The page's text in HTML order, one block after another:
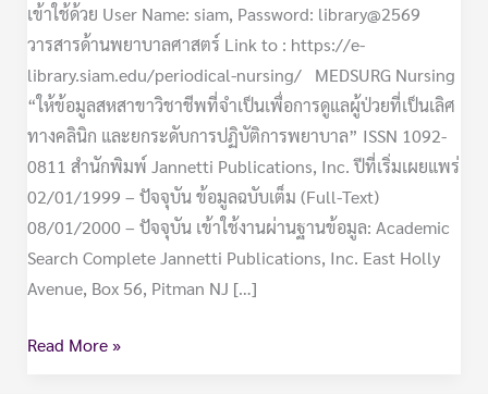
เข้าใช้ด้วย User Name: siam, Password: library@2569
วารสารด้านพยาบาลศาสตร์ Link to : https://e-
library.siam.edu/periodical-nursing/ MEDSURG Nursing
“ให้ข้อมูลสหสาขาวิชาชีพที่จำเป็นเพื่อการดูแลผู้ป่วยที่เป็นเลิศ
ทางคลินิก และยกระดับการปฏิบัติการพยาบาล” ISSN 1092-
0811 สำนักพิมพ์ Jannetti Publications, Inc. ปีที่เริ่มเผยแพร่
02/01/1999 – ปัจจุบัน ข้อมูลฉบับเต็ม (Full-Text)
08/01/2000 – ปัจจุบัน เข้าใช้งานผ่านฐานข้อมูล: Academic
Search Complete Jannetti Publications, Inc. East Holly
Avenue, Box 56, Pitman NJ […]
Read More »